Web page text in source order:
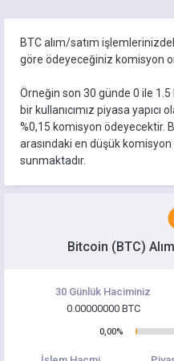
BTC alım/satım
göre ödeyeceğiniz komisyon
Örneğin son 30 günde 0 ile 1.5
bir kullanıcımız piyasa yapıcı
%0,15 komisyon ödeyecektir.
arasındaki en düşük komisyon
sunmaktadır.
Bitcoin (BTC)
30 Günlük Haciminiz
0.00000000 BTC
0,00%